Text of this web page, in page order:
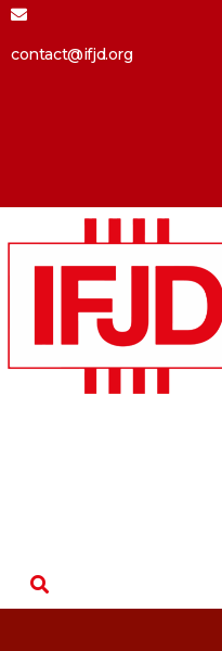
contact@ifjd.org